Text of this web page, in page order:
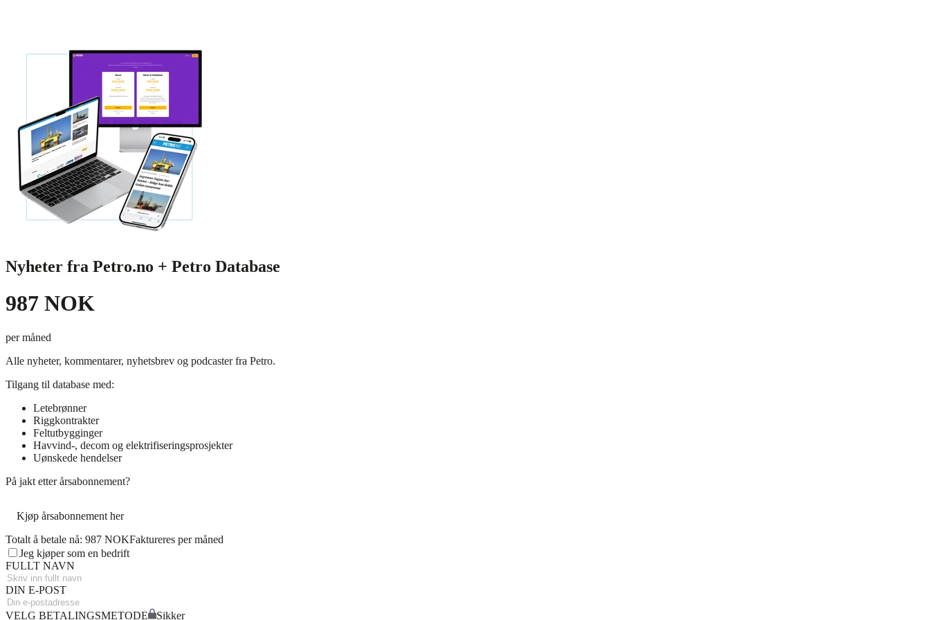
Nyheter fra Petro.no + Petro Database
987 NOK
per måned
Alle nyheter, kommentarer, nyhetsbrev og podcaster fra Petro.
Tilgang til database med:
Letebrønner
Riggkontrakter
Feltutbygginger
Havvind-, decom og elektrifiseringsprosjekter
Uønskede hendelser
På jakt etter årsabonnement?
Kjøp årsabonnement her
Totalt å betale nå: 987 NOKFaktureres per måned
Jeg kjøper som en bedrift
FULLT NAVN
DIN E-POST
VELG BETALINGSMETODE Sikker